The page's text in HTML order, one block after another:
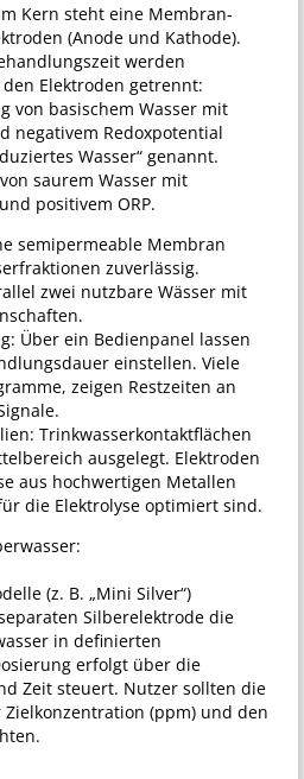
Kern steht eine Membran-
(Anode und Kathode).
werden
Elektroden getrennt:
von basischem Wasser mit
negativem Redoxpotential
Wasser“ genannt.
saurem Wasser mit
positivem ORP.
semipermeable Membran
zuverlässig.
zwei nutzbare Wässer mit
Über ein Bedienpanel lassen
einstellen. Viele
zeigen Restzeiten an
Trinkwasserkontaktflächen
ausgelegt. Elektroden
aus hochwertigen Metallen
die Elektrolyse optimiert sind.
(z. B. „Mini Silver“)
Silberelektrode die
in definierten
erfolgt über die
Zeit steuert. Nutzer sollten die
(ppm) und den